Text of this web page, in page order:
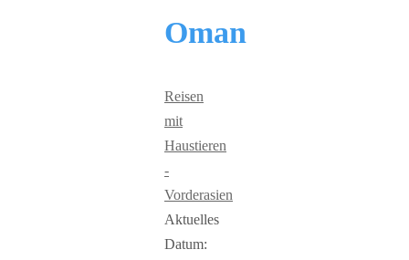
Oman
Reisen
mit
Haustieren
-
Vorderasien
Aktuelles
Datum: